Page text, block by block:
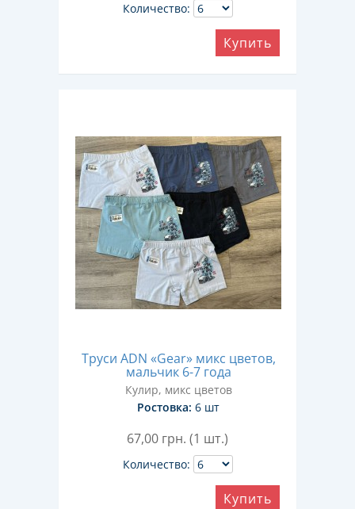
Количество:
Купить
Труси ADN «Gear» микс цветов,
мальчик 6-7 года
Кулир, микс цветов
Ростовка: 6 шт
67,00 грн. (1 шт.)
Количество:
Купить